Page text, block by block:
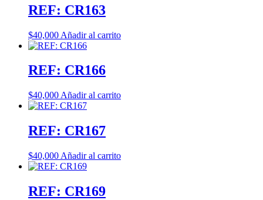
REF: CR163
$40,000 Añadir al carrito
REF: CR166
$40,000 Añadir al carrito
REF: CR167
$40,000 Añadir al carrito
REF: CR169